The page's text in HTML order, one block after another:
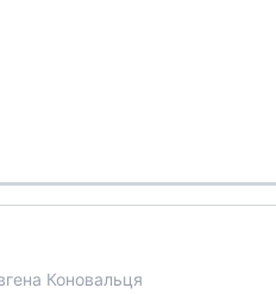
Коновальця